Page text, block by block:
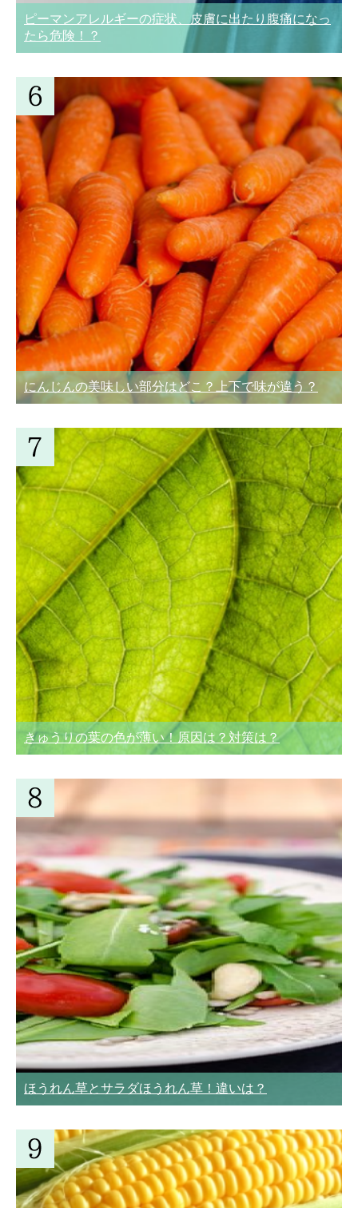
ピーマンアレルギーの症状、皮膚に出たり腹痛になっ
たら危険！？
にんじんの美味しい部分はどこ？上下で味が違う？
きゅうりの葉の色が薄い！原因は？対策は？
ほうれん草とサラダほうれん草！違いは？